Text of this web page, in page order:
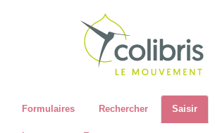
Formulaires Rechercher Saisir